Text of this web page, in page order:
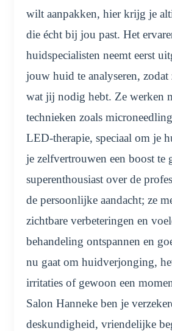
wilt aanpakken, hier krijg je
die écht bij jou past. Het
huidspecialisten neemt eerst
jouw huid te analyseren, zodat
wat jij nodig hebt. Ze werken
technieken zoals
LED-therapie, speciaal om je
je zelfvertrouwen een boost te
superenthousiast over de
de persoonlijke aandacht; ze
zichtbare verbeteringen en
behandeling ontspannen en
nu gaat om huidverjonging,
irritaties of gewoon een
Salon Hanneke ben je
deskundigheid, vriendelijke